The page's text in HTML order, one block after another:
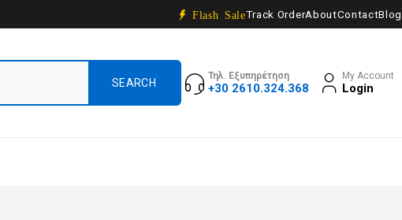
Flash SaleTrack OrderAboutContactBlog
Τηλ. Εξυπηρέτηση
+30 2610.324.368
My Account
Login